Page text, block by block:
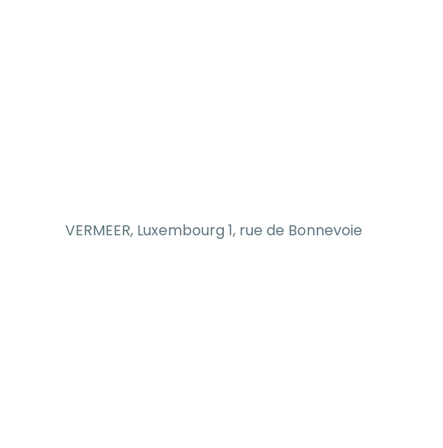
VERMEER, Luxembourg 1, rue de Bonnevoie